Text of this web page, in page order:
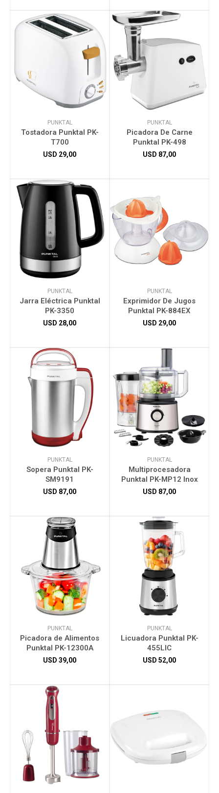
PUNKTAL
Tostadora Punktal PK-
T700
USD 29,00
PUNKTAL
Picadora De Carne
Punktal PK-498
USD 87,00
PUNKTAL
Jarra Eléctrica Punktal
PK-3350
USD 28,00
PUNKTAL
Exprimidor De Jugos
Punktal PK-884EX
USD 29,00
PUNKTAL
Sopera Punktal PK-
SM9191
USD 87,00
PUNKTAL
Multiprocesadora
Punktal PK-MP12 Inox
USD 87,00
PUNKTAL
Picadora de Alimentos
Punktal PK-12300A
USD 39,00
PUNKTAL
Licuadora Punktal PK-
455LIC
USD 52,00